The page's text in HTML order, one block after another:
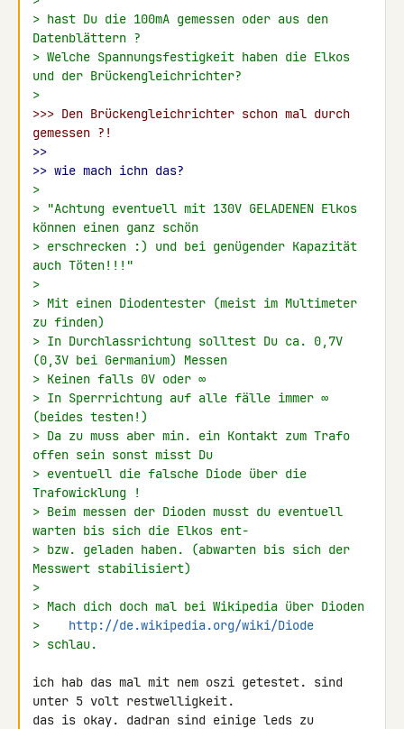
> hast Du die 100mA gemessen oder aus den
Datenblättern ?
> Welche Spannungsfestigkeit haben die Elkos
und der Brückengleichrichter?
>
>>> Den Brückengleichrichter schon mal durch
gemessen ?!
>>
>> wie mach ichn das?
>
> "Achtung eventuell mit 130V GELADENEN Elkos
können einen ganz schön
> erschrecken :) und bei genügender Kapazität
auch Töten!!!"
>
> Mit einen Diodentester (meist im Multimeter
zu finden)
> In Durchlassrichtung solltest Du ca. 0,7V
(0,3V bei Germanium) Messen
> Keinen falls 0V oder ∞
> In Sperrrichtung auf alle fälle immer ∞
(beides testen!)
> Da zu muss aber min. ein Kontakt zum Trafo
offen sein sonst misst Du
> eventuell die falsche Diode über die
Trafowicklung !
> Beim messen der Dioden musst du eventuell
warten bis sich die Elkos ent-
> bzw. geladen haben. (abwarten bis sich der
Messwert stabilisiert)
>
> Mach dich doch mal bei Wikipedia über Dioden
> http://de.wikipedia.org/wiki/Diode
> schlau.
ich hab das mal mit nem oszi getestet. sind
unter 5 volt restwelligkeit.
das is okay. dadran sind einige leds zu